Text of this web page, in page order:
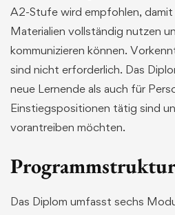
A2-Stufe wird empfohlen, damit
Materialien vollständig nutzen
kommunizieren können.
sind nicht erforderlich. Das
neue Lernende als auch für
Einstiegspositionen tätig sind
vorantreiben möchten.
Programmstruktur
Das Diplom umfasst sechs